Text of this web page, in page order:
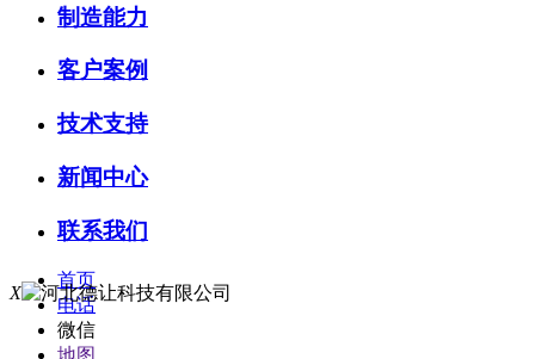
制造能力
客户案例
技术支持
新闻中心
联系我们
首页
电话
微信
X